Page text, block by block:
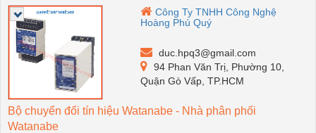
Công Ty TNHH Công Nghệ
Hoàng Phú Quý
duc.hpq3@gmail.com
94 Phan Văn Trị, Phường 10,
Quận Gò Vấp, TP.HCM
Bộ chuyển đổi tín hiệu Watanabe - Nhà phân phối
Watanabe